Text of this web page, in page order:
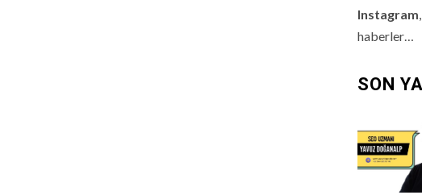
Instagram
haberler…
SON